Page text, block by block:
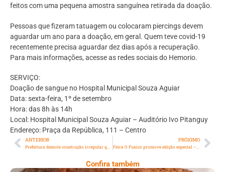
feitos com uma pequena amostra sanguínea retirada da doação.
Pessoas que fizeram tatuagem ou colocaram piercings devem
aguardar um ano para a doação, em geral. Quem teve covid-19
recentemente precisa aguardar dez dias após a recuperação.
Para mais informações, acesse as redes sociais do Hemorio.
SERVIÇO:
Doação de sangue no Hospital Municipal Souza Aguiar
Data: sexta-feira, 1º de setembro
Hora: das 8h às 14h
Local: Hospital Municipal Souza Aguiar – Auditório Ivo Pitanguy
Endereço: Praça da República, 111 – Centro
ANTERIOR PRÓXIMO
Confira também